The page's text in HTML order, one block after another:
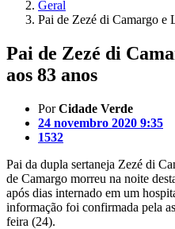
Geral
Pai de Zezé di Camargo e
Pai de Zezé di
aos 83 anos
PorCidade Verde
24 novembro 2020 9:35
1532
Pai da dupla sertaneja Zezé di
de Camargo morreu na noite
após dias internado em um
informação foi confirmada pela
feira (24).